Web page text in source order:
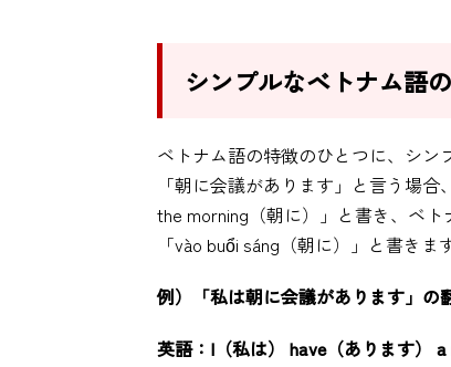
シンプルなベトナム語
ベトナム語の特徴のひとつに、シン
「朝に会議があります」と言う場
the morning（朝に）」と書き、ベト
「vào buổi sáng（朝に）」と書きま
例）「私は朝に会議があります」の
英語：I（私は） have（あります）